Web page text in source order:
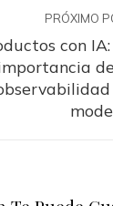
PRÓXIMO
con